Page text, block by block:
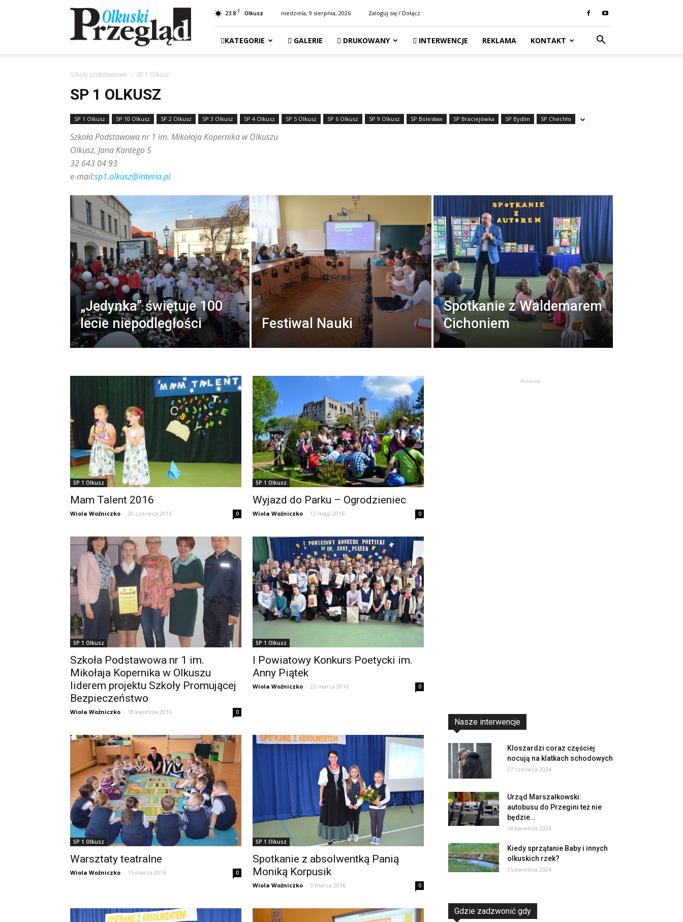
Przegląd
Olkuski
23.8 C Olkusz niedziela, 9 sierpnia, 2026 Zaloguj się / Dołącz
KATEGORIE GALERIE DRUKOWANY INTERWENCJE REKLAMA KONTAKT
Szkoły podstawowe SP 1 Olkusz
SP 1 OLKUSZ
SP 1 Olkusz SP 10 Olkusz SP 2 Olkusz SP 3 Olkusz SP 4 Olkusz SP 5 Olkusz SP 6 Olkusz SP 9 Olkusz SP Bolesław SP Braciejówka SP Bydlin SP Chechło
Szkoła Podstawowa nr 1 im. Mikołaja Kopernika w Olkuszu
Olkusz, Jana Kantego 5
32 643 04 93
e-mail:sp1.olkusz@interia.pl
„Jedynka” świętuje 100
lecie niepodległości
Festiwal Nauki
Spotkanie z Waldemarem
Cichoniem
SP 1 Olkusz
Mam Talent 2016
Wiola Woźniczko - 20 czerwca 2016 0
SP 1 Olkusz
Wyjazd do Parku – Ogrodzieniec
Wiola Woźniczko - 12 maja 2016 0
SP 1 Olkusz
Szkoła Podstawowa nr 1 im.
Mikołaja Kopernika w Olkuszu
liderem projektu Szkoły Promującej
Bezpieczeństwo
Wiola Woźniczko - 18 kwietnia 2016 0
SP 1 Olkusz
I Powiatowy Konkurs Poetycki im.
Anny Piątek
Wiola Woźniczko - 22 marca 2016 0
SP 1 Olkusz
Warsztaty teatralne
Wiola Woźniczko - 15 marca 2016 0
SP 1 Olkusz
Spotkanie z absolwentką Panią
Moniką Korpusik
Wiola Woźniczko - 3 marca 2016 0
Reklama
Nasze interwencje
Kloszardzi coraz częściej
nocują na klatkach schodowych
27 czerwca 2024
Urząd Marszałkowski:
autobusu do Przegini też nie
będzie…
18 kwietnia 2024
Kiedy sprzątanie Baby i innych
olkuskich rzek?
15 kwietnia 2024
Gdzie zadzwonić gdy